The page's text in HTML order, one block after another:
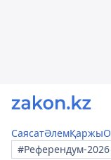
СаясатӘлемҚаржы
#Референдум-2026